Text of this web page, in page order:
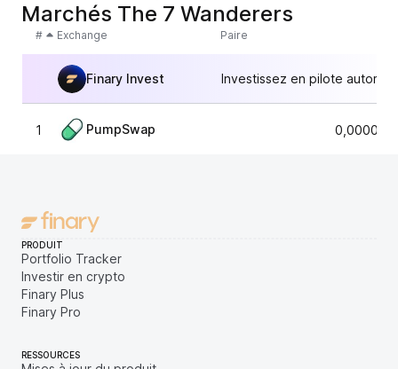
Marchés The 7 Wanderers
# Exchange Paire
Finary Invest Investissez en pilote
1 PumpSwap
PRODUIT
Portfolio Tracker
Investir en crypto
Finary Plus
Finary Pro
RESSOURCES